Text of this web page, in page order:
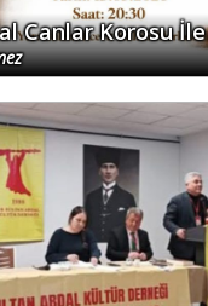
Canlar Korosu